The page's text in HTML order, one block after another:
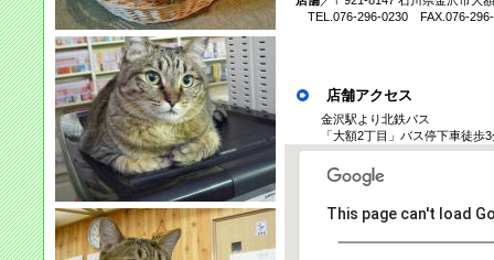
TEL.076-296-0230 FAX.076-296-
店舗アクセス
金沢駅より北鉄バス
「大額2丁目」バス停下車徒歩3
This page can't load